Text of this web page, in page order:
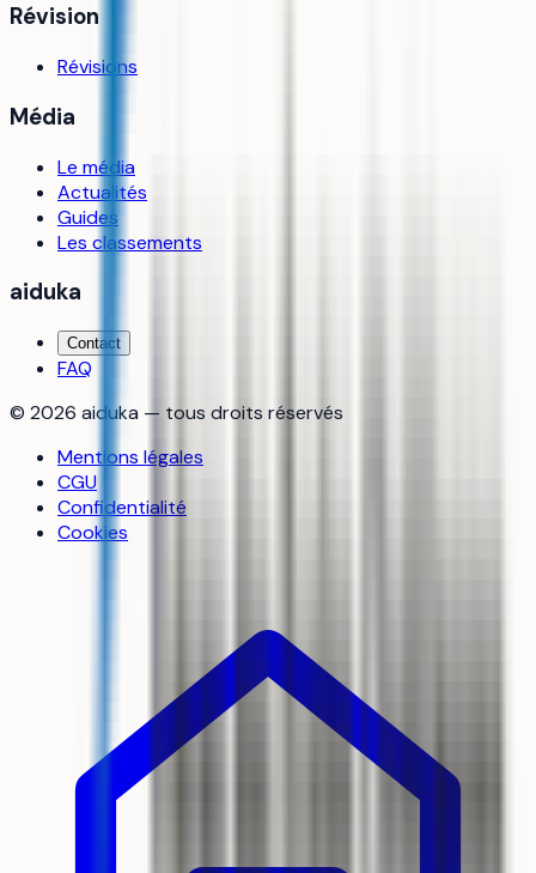
Révision
Révisions
Média
Le média
Actualités
Guides
Les classements
aiduka
Contact
FAQ
© 2026 aiduka — tous droits réservés
Mentions légales
CGU
Confidentialité
Cookies